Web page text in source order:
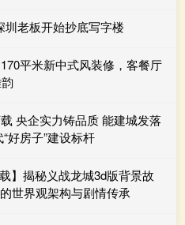
圳老板开始抄底写字楼
平米新中式风装修，客餐厅
央企实力铸品质 能建城发落
好房子”建设标杆
】揭秘义战龙城3d版背景故
世界观架构与剧情传承